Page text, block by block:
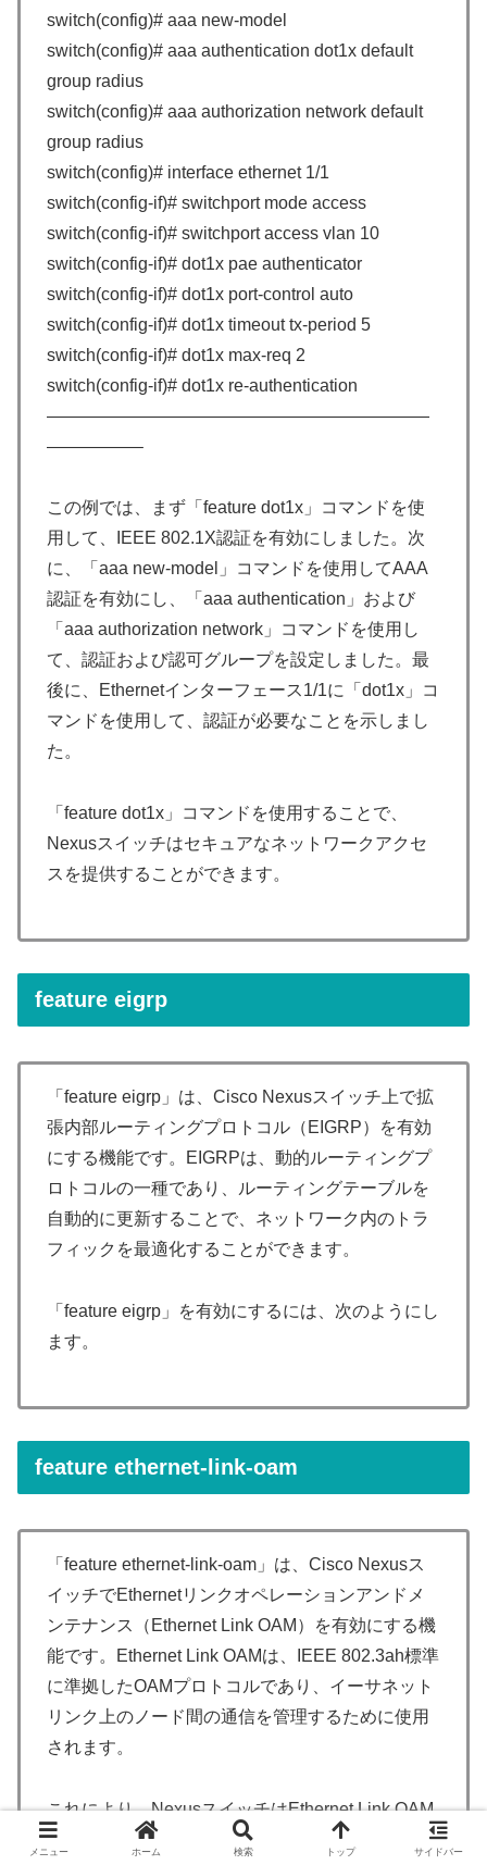
switch(config)# aaa new-model
switch(config)# aaa authentication dot1x default
group radius
switch(config)# aaa authorization network default
group radius
switch(config)# interface ethernet 1/1
switch(config-if)# switchport mode access
switch(config-if)# switchport access vlan 10
switch(config-if)# dot1x pae authenticator
switch(config-if)# dot1x port-control auto
switch(config-if)# dot1x timeout tx-period 5
switch(config-if)# dot1x max-req 2
switch(config-if)# dot1x re-authentication
——————————————————————
—————–
この例では、まず「feature dot1x」コマンドを使
用して、IEEE 802.1X認証を有効にしました。次
に、「aaa new-model」コマンドを使用してAAA
認証を有効にし、「aaa authentication」および
「aaa authorization network」コマンドを使用し
て、認証および認可グループを設定しました。最
後に、Ethernetインターフェース1/1に「dot1x」コ
マンドを使用して、認証が必要なことを示しまし
た。
「feature dot1x」コマンドを使用することで、
Nexusスイッチはセキュアなネットワークアクセ
スを提供することができます。
feature eigrp
「feature eigrp」は、Cisco Nexusスイッチ上で拡
張内部ルーティングプロトコル（EIGRP）を有効
にする機能です。EIGRPは、動的ルーティングプ
ロトコルの一種であり、ルーティングテーブルを
自動的に更新することで、ネットワーク内のトラ
フィックを最適化することができます。
「feature eigrp」を有効にするには、次のようにし
ます。
feature ethernet-link-oam
「feature ethernet-link-oam」は、Cisco Nexusス
イッチでEthernetリンクオペレーションアンドメ
ンテナンス（Ethernet Link OAM）を有効にする機
能です。Ethernet Link OAMは、IEEE 802.3ah標準
に準拠したOAMプロトコルであり、イーサネット
リンク上のノード間の通信を管理するために使用
されます。
これにより、NexusスイッチはEthernet Link OAM
をサポートし、イーサネットリンク上のノード間
メニュー ホーム 検索 トップ サイドバー